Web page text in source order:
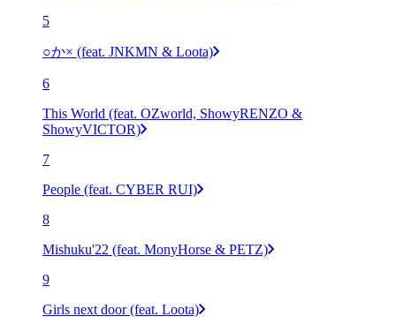
5
○か× (feat. JNKMN & Loota)
6
This World (feat. OZworld, ShowyRENZO &
ShowyVICTOR)
7
People (feat. CYBER RUI)
8
Mishuku'22 (feat. MonyHorse & PETZ)
9
Girls next door (feat. Loota)